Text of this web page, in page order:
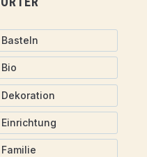
Basteln
Bio
Dekoration
Einrichtung
Familie